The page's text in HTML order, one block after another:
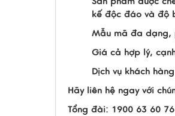
kế độc đáo và độ
Mẫu mã đa dạng,
Giá cả hợp lý,
Dịch vụ khách
Hãy liên hệ ngay với
Tổng đài: 1900 63 60 76